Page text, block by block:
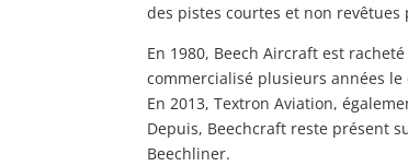
des pistes courtes et non revêtues
En 1980, Beech Aircraft est
commercialisé plusieurs années
En 2013, Textron Aviation,
Depuis, Beechcraft reste présent
Beechliner.